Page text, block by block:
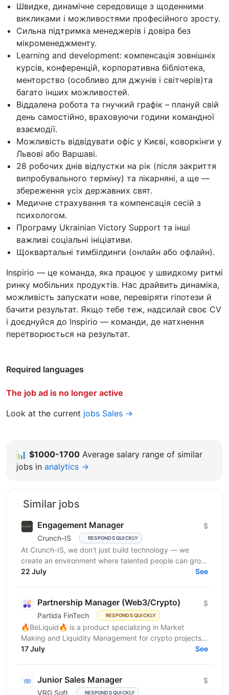
Швидке, динамічне середовище з щоденними
викликами і можливостями професійного зросту.
Сильна підтримка менеджерів і довіра без
мікроменеджменту.
Learning and development: компенсація зовнішніх
курсів, конференцій, корпоративна бібліотека,
менторство (особливо для джунів і світчерів)та
багато інших можливостей.
Віддалена робота та гнучкий графік – плануй свій
день самостійно, враховуючи години командної
взаємодії.
Можливість відвідувати офіс у Києві, коворкінги у
Львові або Варшаві.
28 робочих днів відпустки на рік (після закриття
випробувального терміну) та лікарняні, а ще —
збереження усіх державних свят.
Медичне страхування та компенсація сесій з
психологом.
Програму Ukrainian Victory Support та інші
важливі соціальні ініціативи.
Щоквартальні тимбілдинги (онлайн або офлайн).
Inspirio — це команда, яка працює у швидкому ритмі
ринку мобільних продуктів. Нас драйвить динаміка,
можливість запускати нове, перевіряти гіпотези й
бачити результат. Якщо тебе теж, надсилай своє CV
і доєднуйся до Inspirio — команди, де натхнення
перетворюється на результат.
Required languages
The job ad is no longer active
Look at the current jobs Sales →
📊 $1000-1700 Average salary range of similar
jobs in analytics →
Similar jobs
Engagement Manager
Crunch-IS RESPONDS QUICKLY
$
At Crunch-IS, we don’t just build technology — we
create an environment where talented people can grow,
develop innovative solutions, and truly feel their...
22 July See
Partnership Manager (Web3/Crypto)
Partida FinTech RESPONDS QUICKLY
$
🔥BeLiquid🔥 is a product specializing in Market
Making and Liquidity Management for crypto projects.
We help projects build sustainable liquidity, maintain...
17 July See
Junior Sales Manager
VRG Soft RESPONDS QUICKLY
$